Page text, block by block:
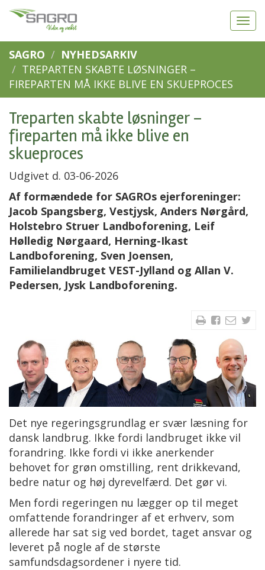
SAGRO
NYHEDSARKIV
TREPARTEN SKABTE LØSNINGER –
FIREPARTEN MÅ IKKE BLIVE EN SKUEPROCES
Treparten skabte løsninger –
fireparten må ikke blive en
skueproces
Udgivet d. 03-06-2026
Af formændede for SAGROs ejerforeninger:
Jacob Spangsberg, Vestjysk, Anders Nørgård,
Holstebro Struer Landboforening, Leif
Hølledig Nørgaard, Herning-Ikast
Landboforening, Sven Joensen,
Familielandbruget VEST-Jylland og Allan V.
Pedersen, Jysk Landboforening.
Det nye regeringsgrundlag er svær læsning for
dansk landbrug. Ikke fordi landbruget ikke vil
forandring. Ikke fordi vi ikke anerkender
behovet for grøn omstilling, rent drikkevand,
bedre natur og høj dyrevelfærd. Det gør vi.
Men fordi regeringen nu lægger op til meget
omfattende forandringer af et erhverv, som
allerede har sat sig ved bordet, taget ansvar og
leveret på nogle af de største
samfundsdagsordener i nyere tid.